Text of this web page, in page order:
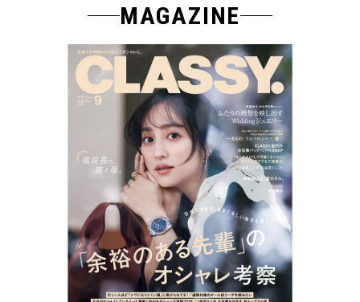
MAGAZINE